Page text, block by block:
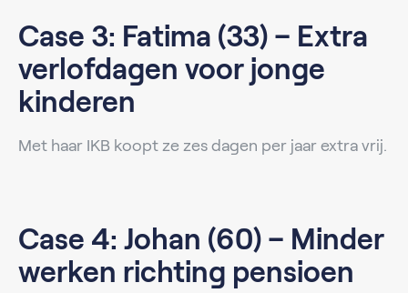
Case 3: Fatima (33) – Extra
verlofdagen voor jonge
kinderen
Met haar IKB koopt ze zes dagen per jaar extra vrij.
Case 4: Johan (60) – Minder
werken richting pensioen